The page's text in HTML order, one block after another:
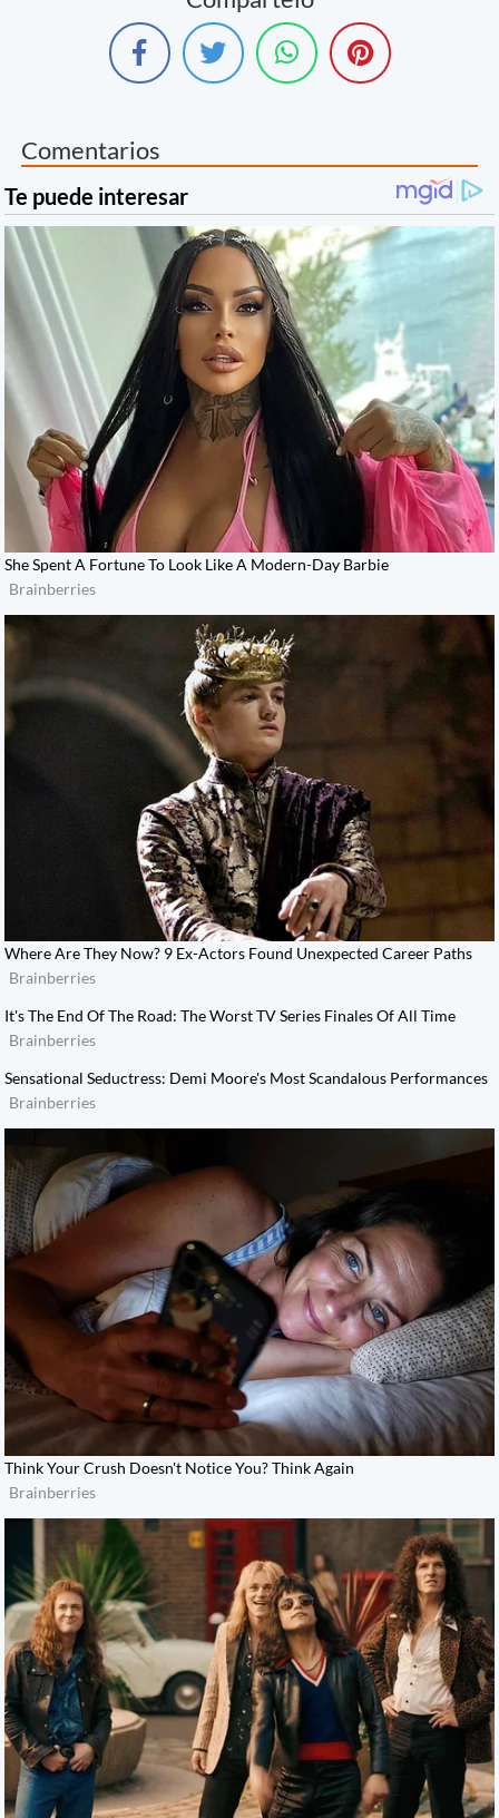
Comentarios